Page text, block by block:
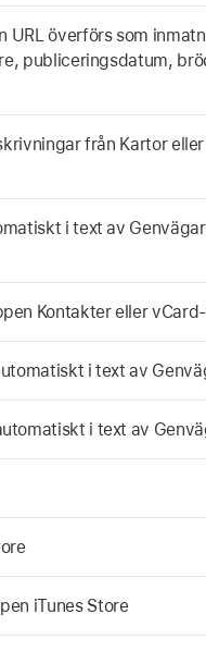
URL överförs som
publiceringsdatum,
från Kartor
i text av
Kontakter eller
i text av
i text av
iTunes Store